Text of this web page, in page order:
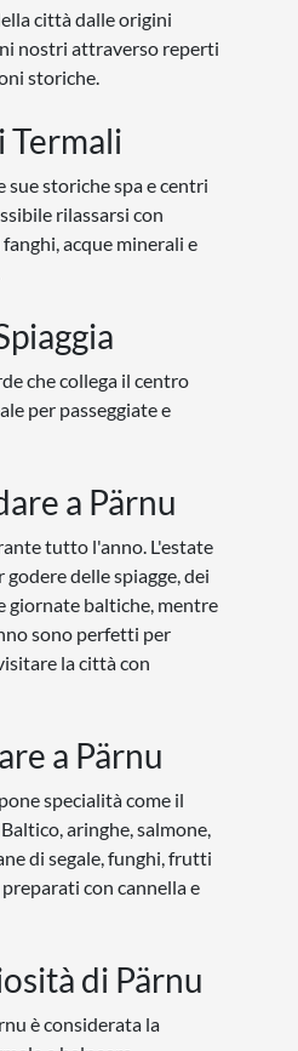
città dalle origini
nostri attraverso reperti
storiche.
Termali
sue storiche spa e centri
rilassarsi con
acque minerali e
che collega il centro
per passeggiate e
a Pärnu
tutto l'anno. L'estate
delle spiagge, dei
giornate baltiche, mentre
sono perfetti per
la città con
a Pärnu
specialità come il
aringhe, salmone,
di segale, funghi, frutti
con cannella e
di Pärnu
è considerata la